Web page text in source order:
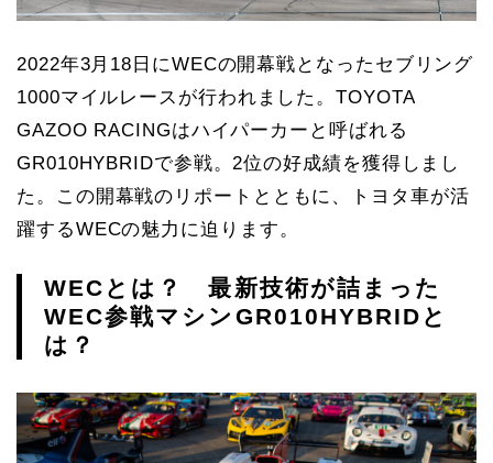
2022年3月18日にWECの開幕戦となったセブリング
1000マイルレースが行われました。TOYOTA
GAZOO RACINGはハイパーカーと呼ばれる
GR010HYBRIDで参戦。2位の好成績を獲得しまし
た。この開幕戦のリポートとともに、トヨタ車が活
躍するWECの魅力に迫ります。
WECとは？ 最新技術が詰まった
WEC参戦マシンGR010HYBRIDと
は？